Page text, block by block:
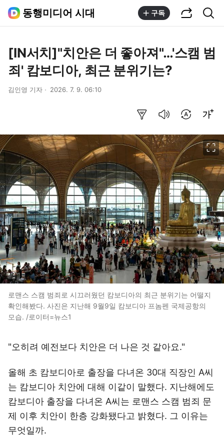
동행미디어 시대 구독
[IN서치]"치안은 더 좋아져"…'스캠 범
죄' 캄보디아, 최근 분위기는?
김인영 기자 2026. 7. 9. 06:10
로맨스 스캠 범죄로 시끄러웠던 캄보디아의 최근 분위기는 어떨지
확인해봤다. 사진은 지난해 9월9일 캄보디아 프놈펜 국제공항의
모습. /로이터=뉴스1
"오히려 예전보다 치안은 더 나은 것 같아요."
올해 초 캄보디아로 출장을 다녀온 30대 직장인 A씨
는 캄보디아 치안에 대해 이같이 말했다. 지난해에도
캄보디아 출장을 다녀온 A씨는 로맨스 스캠 범죄 문
제 이후 치안이 한층 강화됐다고 밝혔다. 그 이유는
무엇일까.